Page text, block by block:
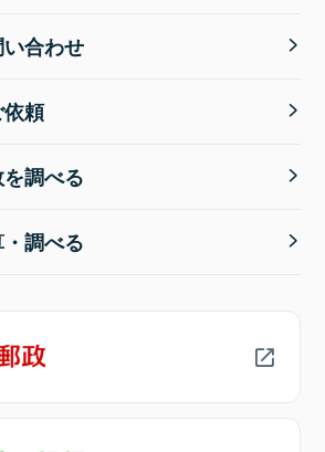
合わせ
頼
調べる
調べる